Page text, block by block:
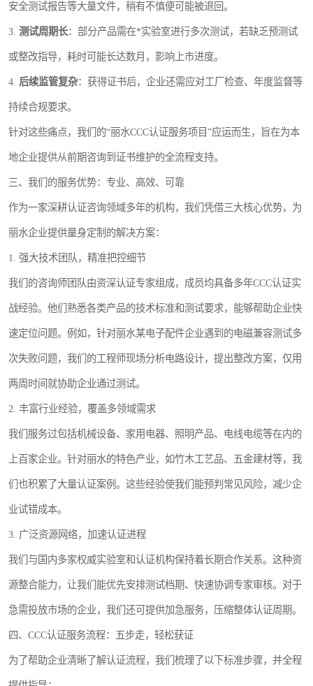
安全测试报告等大量文件，稍有不慎便可能被退回。
3. 测试周期长：部分产品需在*实验室进行多次测试，若缺乏预测试
或整改指导，耗时可能长达数月，影响上市进度。
4. 后续监管复杂：获得证书后，企业还需应对工厂检查、年度监督等
持续合规要求。
针对这些痛点，我们的“丽水CCC认证服务项目”应运而生，旨在为本
地企业提供从前期咨询到证书维护的全流程支持。
三、我们的服务优势：专业、高效、可靠
作为一家深耕认证咨询领域多年的机构，我们凭借三大核心优势，为
丽水企业提供量身定制的解决方案：
1. 强大技术团队，精准把控细节
我们的咨询师团队由资深认证专家组成，成员均具备多年CCC认证实
战经验。他们熟悉各类产品的技术标准和测试要求，能够帮助企业快
速定位问题。例如，针对丽水某电子配件企业遇到的电磁兼容测试多
次失败问题，我们的工程师现场分析电路设计，提出整改方案，仅用
两周时间就协助企业通过测试。
2. 丰富行业经验，覆盖多领域需求
我们服务过包括机械设备、家用电器、照明产品、电线电缆等在内的
上百家企业。针对丽水的特色产业，如竹木工艺品、五金建材等，我
们也积累了大量认证案例。这些经验使我们能预判常见风险，减少企
业试错成本。
3. 广泛资源网络，加速认证进程
我们与国内多家权威实验室和认证机构保持着长期合作关系。这种资
源整合能力，让我们能优先安排测试档期、快速协调专家审核。对于
急需投放市场的企业，我们还可提供加急服务，压缩整体认证周期。
四、CCC认证服务流程：五步走，轻松获证
为了帮助企业清晰了解认证流程，我们梳理了以下标准步骤，并全程